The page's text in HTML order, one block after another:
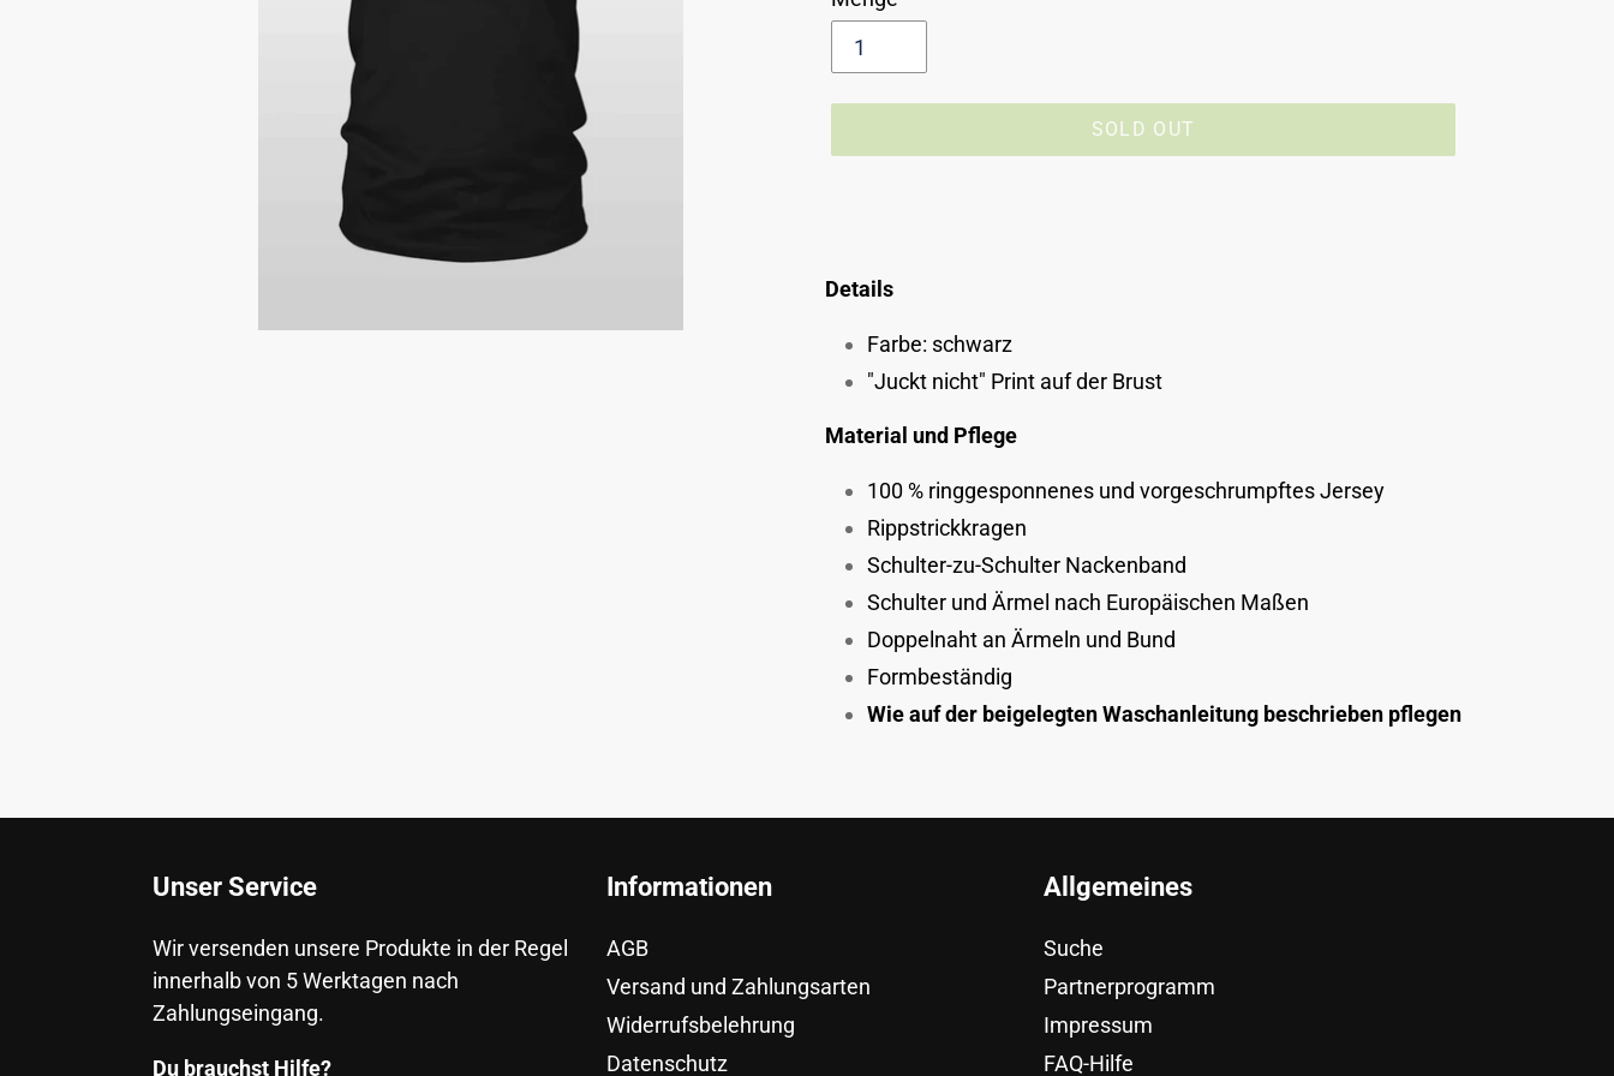
SOLD OUT
Warenkorb
Details
Farbe: schwarz
"Juckt nicht" Print auf der Brust
Material und Pflege
100 % ringgesponnenes und vorgeschrumpftes Jersey
Rippstrickkragen
Schulter-zu-Schulter Nackenband
Schulter und Ärmel nach Europäischen Maßen
Doppelnaht an Ärmeln und Bund
Formbeständig
Wie auf der beigelegten Waschanleitung beschrieben pflegen
Unser Service
Wir versenden unsere Produkte in der Regel
innerhalb von 5 Werktagen nach
Zahlungseingang.
Du brauchst Hilfe?
Informationen
AGB
Versand und Zahlungsarten
Widerrufsbelehrung
Datenschutz
Allgemeines
Suche
Partnerprogramm
Impressum
FAQ-Hilfe